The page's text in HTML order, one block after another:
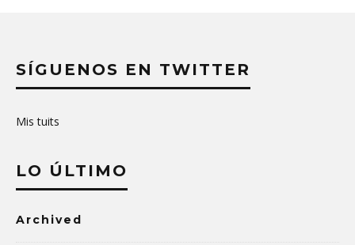
SÍGUENOS EN TWITTER
Mis tuits
LO ÚLTIMO
Archived